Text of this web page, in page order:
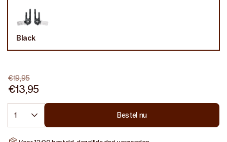
Black
uitverkocht
Aanbiedingsprijs
€13,95
Normale
prijs
€19,95
Bestel nu